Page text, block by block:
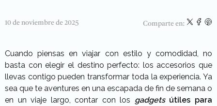
10 de noviembre de 2025 Comparte en:
Cuando piensas en viajar con estilo y comodidad, no
basta con elegir el destino perfecto: los accesorios que
llevas contigo pueden transformar toda la experiencia. Ya
sea que te aventures en una escapada de fin de semana o
en un viaje largo, contar con los gadgetsútiles para